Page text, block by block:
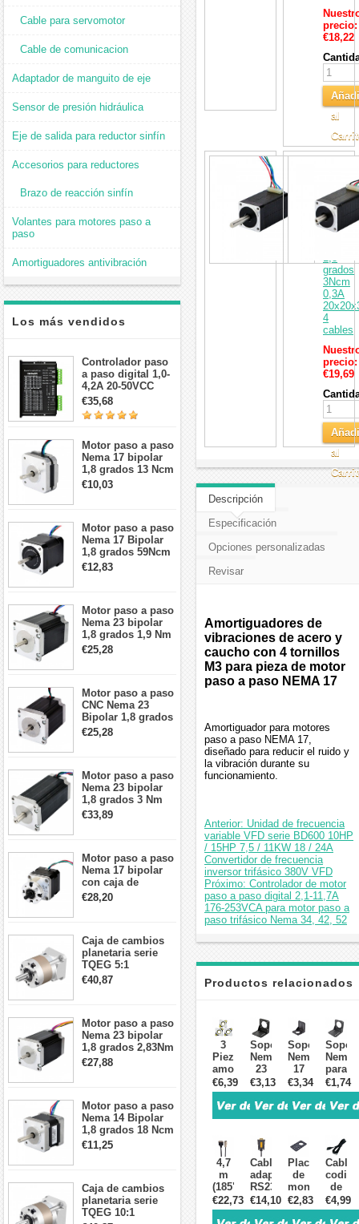
Cable para servomotor
Cable de comunicacion
Adaptador de manguito de eje
Sensor de presión hidráulica
Eje de salida para reductor sinfín
Accesorios para reductores
Brazo de reacción sinfín
Volantes para motores paso a
paso
Amortiguadores antivibración
Los más vendidos
Controlador paso
a paso digital 1,0-
4,2A 20-50VCC
para motor paso a
paso Nema 17, 23,
24
€35,68
Motor paso a paso
Nema 17 bipolar
1,8 grados 13 Ncm
1A 3,5 V
42x42x20mm 4
€10,03
Motor paso a paso
Nema 17 Bipolar
1,8 grados 59Ncm
2A 42x48mm 4
cables compatible
€12,83
Motor paso a paso
Nema 23 bipolar
1,8 grados 1,9 Nm
2,8 A 3,2 V
57x57x76mm 4
€25,28
Motor paso a paso
CNC Nema 23
Bipolar 1,8 grados
1,9 Nm 3A 3,36 V
57x57x76mm 4
€25,28
Motor paso a paso
Nema 23 bipolar
1,8 grados 3 Nm
4,2A 57x57x114mm
motor paso a paso
€33,89
Motor paso a paso
Nema 17 bipolar
con caja de
cambios planetaria
5:1 longitud 33mm
Robot CNC DIY
€28,20
Caja de cambios
planetaria serie
TQEG 5:1
contragolpe 15
arcmin para motor
€40,87
Motor paso a paso
Nema 23 bipolar
1,8 grados 2,83Nm
4A 2,26 V
57x57x84mm 8
€27,88
Motor paso a paso
Nema 14 Bipolar
1,8 grados 18 Ncm
0,8 A 5,74 V 35 x
35 x 34 mm 4
€11,25
Caja de cambios
planetaria serie
TQEG 10:1
precio:
€18,22
al
paso
Nema
8
bipolar
1,8
grados
3Ncm
0,3A
4
cables
precio:
€19,69
al
Descripción
Especificación
Opciones personalizadas
Revisar
Amortiguadores de
vibraciones de acero y
caucho con 4 tornillos
M3 para pieza de motor
paso a paso NEMA 17
Amortiguador para motores
paso a paso NEMA 17,
diseñado para reducir el ruido y
la vibración durante su
funcionamiento.
Anterior: Unidad de frecuencia
variable VFD serie BD600 10HP
/ 15HP 7,5 / 11KW 18 / 24A
Convertidor de frecuencia
inversor trifásico 380V VFD
Próximo: Controlador de motor
paso a paso digital 2,1-11,7A
176-253VCA para motor paso a
paso trifásico Nema 34, 42, 52
Productos relacionados
3
Piezas
amortiguadores
de
vibraciones
de
caucho
acero
paso
a
paso
NEMA
17
con
€6,39
Soporte
Nema
23
para
motor
paso
a
y
soporte
de
acero
de
aleación
de
€3,13
Soporte
Nema
17
para
motor
paso
a
y
motor
paso
a
paso
engranado
Hobby
€3,34
para
de
acero
de
de
motor
con
€1,74
4,7
m
(185")
AWG18
Nema
€22,73
Cable
adaptador
RS232
a
cable
€14,10
Placa
de
montaje
y
soporte
€2,83
Cable
de
motor
de
€4,99